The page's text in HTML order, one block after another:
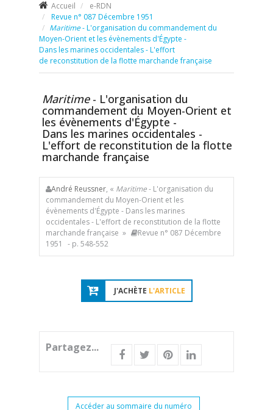
Accueil
e-RDN
Revue n° 087 Décembre 1951
Maritime- L'organisation du commandement du
Moyen-Orient et les évènements d'Égypte -
Dans les marines occidentales - L'effort
de reconstitution de la flotte marchande française
Maritime - L'organisation du
commandement du Moyen-Orient et
les évènements d'Égypte -
Dans les marines occidentales -
L'effort de reconstitution de la flotte
marchande française
André Reussner, « Maritime- L'organisation du
commandement du Moyen-Orient et les
évènements d'Égypte - Dans les marines
occidentales - L'effort de reconstitution de la flotte
marchande française »
Revue n° 087 Décembre
1951
- p. 548-552
J'ACHÈTE L'ARTICLE
Partagez...
Accéder au sommaire du numéro